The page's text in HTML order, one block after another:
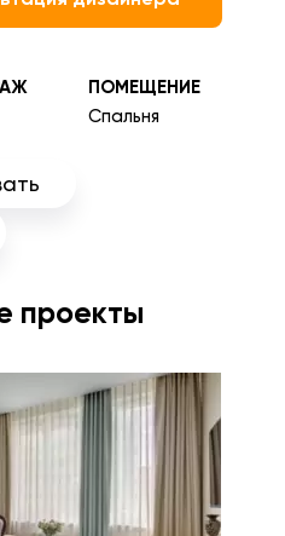
ПОМЕЩЕНИЕ
Спальня
проекты